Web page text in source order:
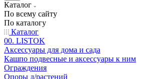
Каталог
По всему сайту
По каталогу
Каталог
00. LISTOK
Аксессуары для дома и сада
Кашпо подвесные и аксессуары к ним
Ограждения
Опоры д/растений